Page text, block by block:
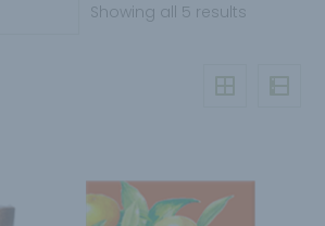
Showing all 5 results